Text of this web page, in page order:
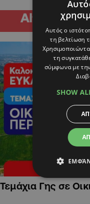
Τεμάχια Γης σε
Αυτός ο
τη βελτίωση
τη
σύμφωνα με
SHOW